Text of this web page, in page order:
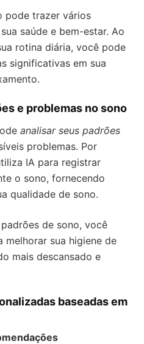
pode trazer vários
saúde e bem-estar. Ao
rotina diária, você pode
significativas em sua
e problemas no sono
analisar seus padrões
problemas. Por
IA para registrar
o sono, fornecendo
qualidade de sono.
de sono, você
melhorar sua higiene de
mais descansado e
baseadas em